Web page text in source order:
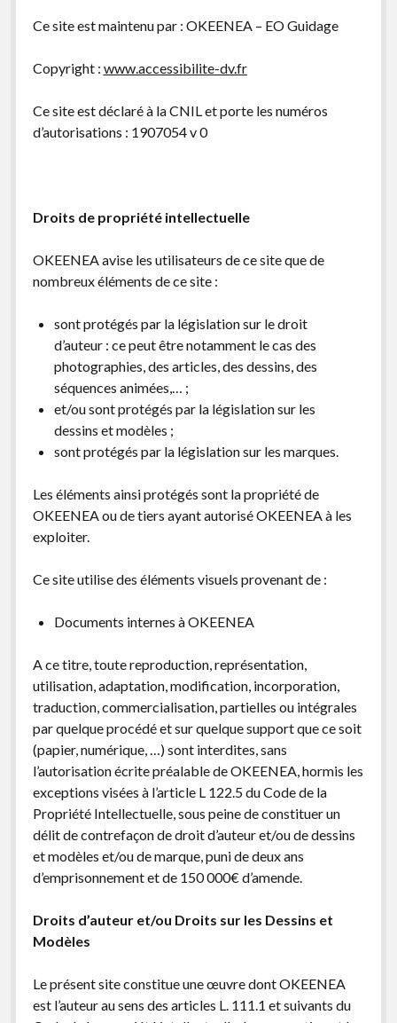
Ce site est maintenu par : OKEENEA – EO Guidage
Copyright : www.accessibilite-dv.fr
Ce site est déclaré à la CNIL et porte les numéros
d’autorisations : 1907054 v 0
Droits de propriété intellectuelle
OKEENEA avise les utilisateurs de ce site que de
nombreux éléments de ce site :
sont protégés par la législation sur le droit
d’auteur : ce peut être notamment le cas des
photographies, des articles, des dessins, des
séquences animées,… ;
et/ou sont protégés par la législation sur les
dessins et modèles ;
sont protégés par la législation sur les marques.
Les éléments ainsi protégés sont la propriété de
OKEENEA ou de tiers ayant autorisé OKEENEA à les
exploiter.
Ce site utilise des éléments visuels provenant de :
Documents internes à OKEENEA
A ce titre, toute reproduction, représentation,
utilisation, adaptation, modification, incorporation,
traduction, commercialisation, partielles ou intégrales
par quelque procédé et sur quelque support que ce soit
(papier, numérique, …) sont interdites, sans
l’autorisation écrite préalable de OKEENEA, hormis les
exceptions visées à l’article L 122.5 du Code de la
Propriété Intellectuelle, sous peine de constituer un
délit de contrefaçon de droit d’auteur et/ou de dessins
et modèles et/ou de marque, puni de deux ans
d’emprisonnement et de 150 000€ d’amende.
Droits d’auteur et/ou Droits sur les Dessins et
Modèles
Le présent site constitue une œuvre dont OKEENEA
est l’auteur au sens des articles L. 111.1 et suivants du